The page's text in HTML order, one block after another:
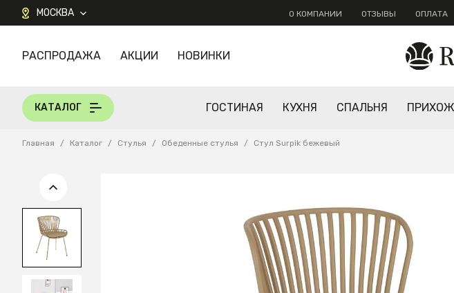
МОСКВА О КОМПАНИИ ОТЗЫВЫ ОПЛАТА
КАТАЛОГ
РАСПРОДАЖА АКЦИИ НОВИНКИ
КАТАЛОГ ГОСТИНАЯ КУХНЯ СПАЛЬНЯ
Главная / Каталог / Стулья / Обеденные стулья / Стул Surpik бежевый